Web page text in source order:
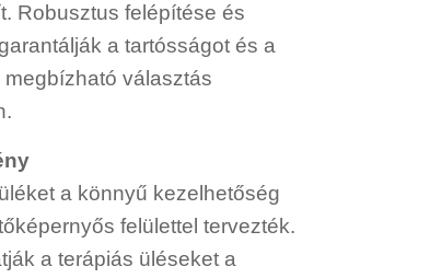
Robusztus felépítése és
a tartósságot és a
választás
a könnyű kezelhetőség
felülettel tervezték.
a terápiás üléseket a